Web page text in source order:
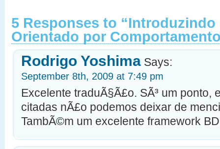
5 Responses to
Orientado por
Rodrigo Yoshima Says:
September 8th, 2009 at 7:49 pm
Excelente traduÃ§Ã£o. SÃ³ um ponto,
citadas nÃ£o podemos deixar de
TambÃ©m um excelente framework